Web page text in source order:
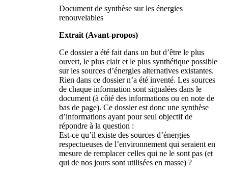
Document de synthèse sur les énergies
renouvelables
Extrait (Avant-propos)
Ce dossier a été fait dans un but d’être le plus
ouvert, le plus clair et le plus synthétique possible
sur les sources d’énergies alternatives existantes.
Rien dans ce dossier n’a été inventé. Les sources
de chaque information sont signalées dans le
document (à côté des informations ou en note de
bas de page). Ce dossier est donc une synthèse
d’informations ayant pour seul objectif de
répondre à la question :
Est-ce qu’il existe des sources d’énergies
respectueuses de l’environnement qui seraient en
mesure de remplacer celles qui ne le sont pas (et
qui de nos jours sont utilisées en masse) ?